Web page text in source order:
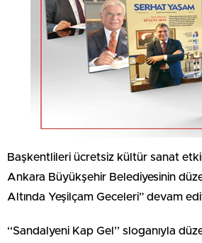
Başkentlileri ücretsiz kültür sanat
Ankara Büyükşehir Belediyesinin
Altında Yeşilçam Geceleri” devam
‘‘Sandalyeni Kap Gel’’ sloganıyla